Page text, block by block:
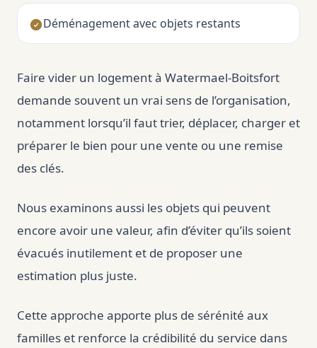
Déménagement avec objets restants
Faire vider un logement à Watermael-Boitsfort
demande souvent un vrai sens de l’organisation,
notamment lorsqu’il faut trier, déplacer, charger et
préparer le bien pour une vente ou une remise
des clés.
Nous examinons aussi les objets qui peuvent
encore avoir une valeur, afin d’éviter qu’ils soient
évacués inutilement et de proposer une
estimation plus juste.
Cette approche apporte plus de sérénité aux
familles et renforce la crédibilité du service dans